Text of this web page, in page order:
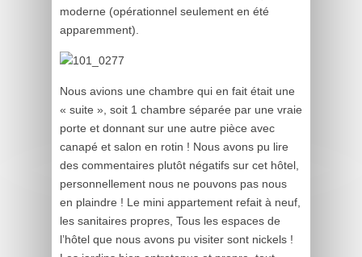
moderne (opérationnel seulement en été
apparemment).
Nous avions une chambre qui en fait était une
« suite », soit 1 chambre séparée par une vraie
porte et donnant sur une autre pièce avec
canapé et salon en rotin ! Nous avons pu lire
des commentaires plutôt négatifs sur cet hôtel,
personnellement nous ne pouvons pas nous
en plaindre ! Le mini appartement refait à neuf,
les sanitaires propres, Tous les espaces de
l’hôtel que nous avons pu visiter sont nickels !